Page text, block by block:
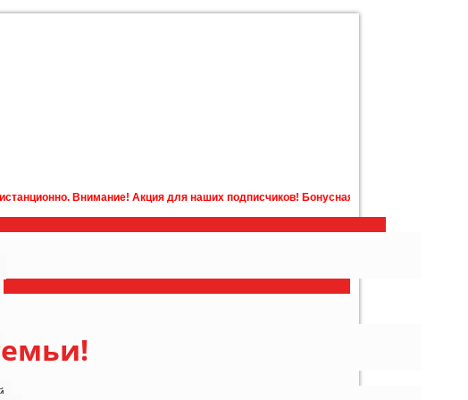
Акция для наших подписчиков! Бонусная карта с бонусами на счету в подарок!